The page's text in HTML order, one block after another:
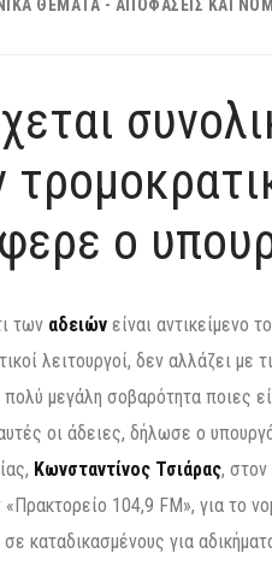
ΘΈΜΑΤΑ - ΑΠΟΦΆΣΕΙΣ ΚΑΙ
ο
των αδειών είναι αντικείμενο
λειτουργοί, δεν αλλάζει
πολύ μεγάλη σοβαρότητα ποιες
οι άδειες, δήλωσε ο
Κωνσταντίνος Τσιάρας, στον
«Πρακτορείο 104,9 FM», για το
σε καταδικασμένους για